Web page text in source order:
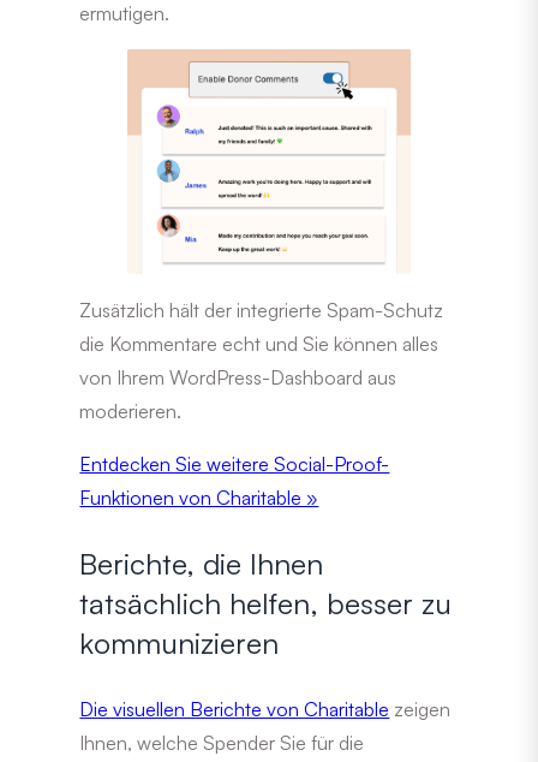
ermutigen.
Zusätzlich hält der integrierte Spam-Schutz
die Kommentare echt und Sie können alles
von Ihrem WordPress-Dashboard aus
moderieren.
Entdecken Sie weitere Social-Proof-
Funktionen von Charitable »
Berichte, die Ihnen
tatsächlich helfen, besser zu
kommunizieren
Die visuellen Berichte von Charitable zeigen
Ihnen, welche Spender Sie für die